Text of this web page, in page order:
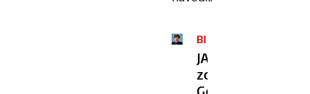
BIOBANKA
JAZMP
zoper
Gordano